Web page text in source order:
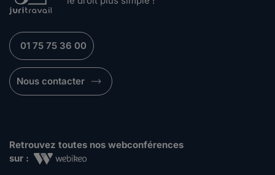
01 75 75 36 00
Nous contacter
Retrouvez toutes nos webconférences
sur :